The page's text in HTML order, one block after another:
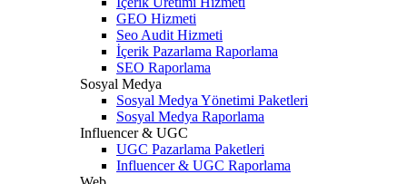
GEO Hizmeti
Seo Audit Hizmeti
İçerik Pazarlama Raporlama
SEO Raporlama
Sosyal Medya
Sosyal Medya Yönetimi Paketleri
Sosyal Medya Raporlama
Influencer & UGC
UGC Pazarlama Paketleri
Influencer & UGC Raporlama